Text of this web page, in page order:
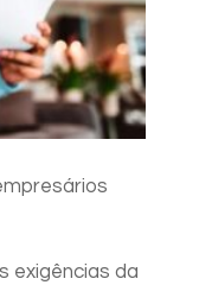
exigências da